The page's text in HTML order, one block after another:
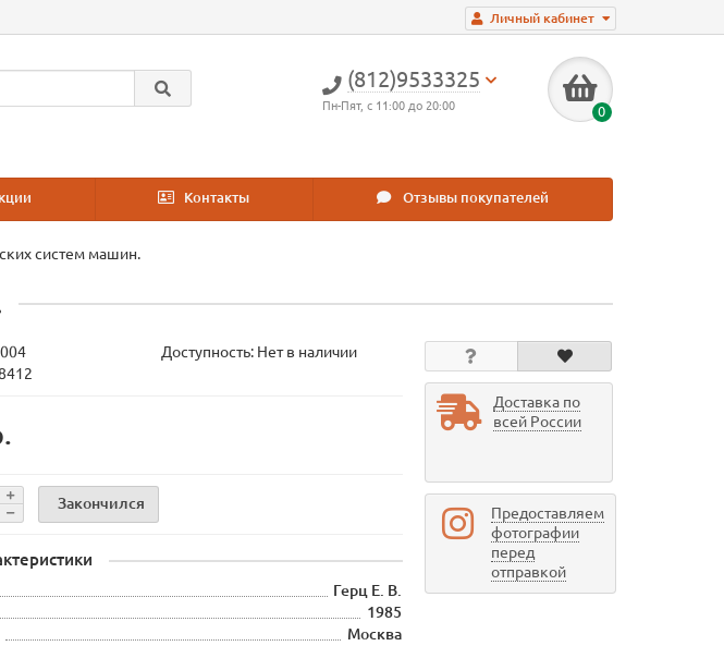
Личный кабинет
(812)9533325
Пн-Пят, с 11:00 до 20:00 0
Контакты Отзывы покупателей
систем машин.
Доступность: Нет в наличии
Закончился
Герц Е. В.
1985
Москва
Доставка по
всей России
Предоставляем
фотографии
перед
отправкой